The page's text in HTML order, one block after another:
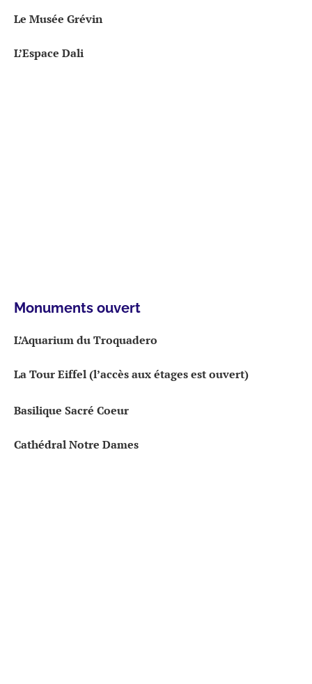
Le Musée Grévin
L’Espace Dali
Monuments ouvert
L’Aquariumdu Troquadero
La Tour Eiffel (l’accès aux étages est ouvert)
Basilique Sacré Coeur
Cathédral Notre Dames